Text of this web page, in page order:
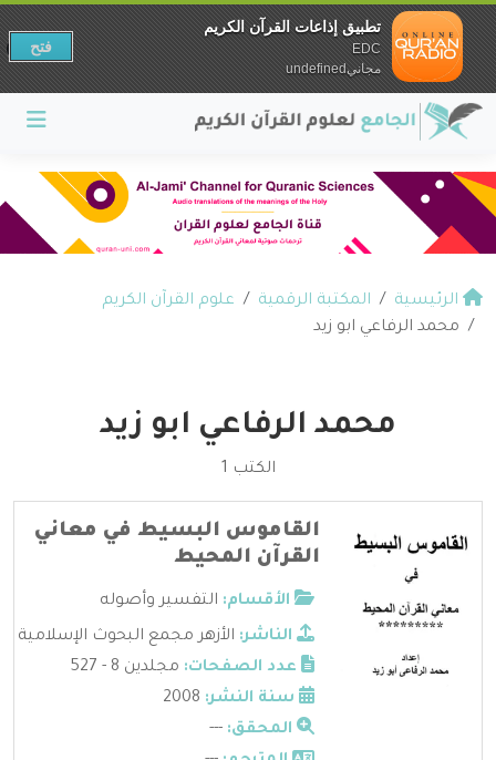
الرئيسية المكتبة الرقمية
علوم القرآن الكريم
محمد الرفاعي ابو زيد
محمد الرفاعي ابو زيد
الكتب 1
القاموس البسيط في معاني
القرآن المحيط
الأقسام: التفسير وأصوله
الناشر: الأزهر مجمع البحوث الإسلامية
عدد الصفحات: مجلدين 8 - 527
سنة النشر:
المحقق: ---
تطبيق إذاعات القرآن الكريم
EDC
مجانيundefined
فتح